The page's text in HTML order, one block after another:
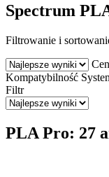
Spectrum
Filtrowanie i
Kompatybilność
Filtr
PLA Pro: 27